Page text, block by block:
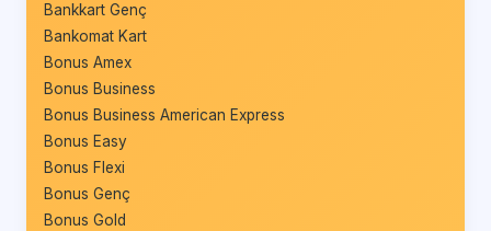
Bankkart Genç
Bankomat Kart
Bonus Amex
Bonus Business
Bonus Business American Express
Bonus Easy
Bonus Flexi
Bonus Genç
Bonus Gold